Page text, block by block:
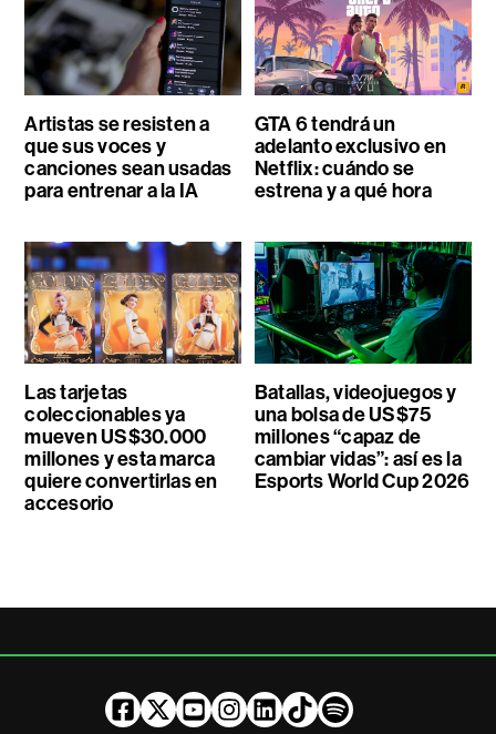
Artistas se resisten a
que sus voces y
canciones sean usadas
para entrenar a la IA
GTA 6 tendrá un
adelanto exclusivo en
Netflix: cuándo se
estrena y a qué hora
Las tarjetas
coleccionables ya
mueven US$30.000
millones y esta marca
quiere convertirlas en
accesorio
Batallas, videojuegos y
una bolsa de US$75
millones “capaz de
cambiar vidas”: así es la
Esports World Cup 2026